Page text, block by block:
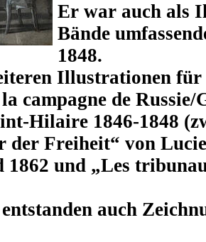
Er war auch als
Bände
1848.
Illustrationen für
campagne de
Hilaire 1846-1848
Freiheit“ von
1862 und „Les
auch